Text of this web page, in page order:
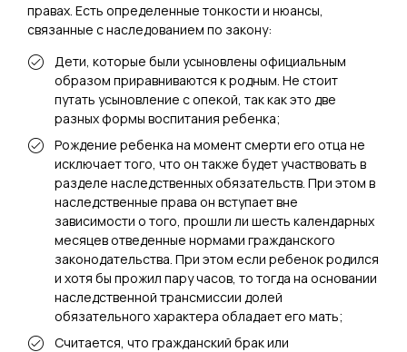
правах. Есть определенные тонкости и нюансы,
связанные с наследованием по закону:
Дети, которые были усыновлены официальным
образом приравниваются к родным. Не стоит
путать усыновление с опекой, так как это две
разных формы воспитания ребенка;
Рождение ребенка на момент смерти его отца не
исключает того, что он также будет участвовать в
разделе наследственных обязательств. При этом в
наследственные права он вступает вне
зависимости о того, прошли ли шесть календарных
месяцев отведенные нормами гражданского
законодательства. При этом если ребенок родился
и хотя бы прожил пару часов, то тогда на основании
наследственной трансмиссии долей
обязательного характера обладает его мать;
Считается, что гражданский брак или